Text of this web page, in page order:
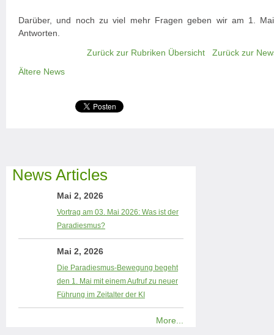
Darüber, und noch zu viel mehr Fragen geben wir am 1.
Antworten.
Zurück zur Rubriken Übersicht
Zurück zur
Ältere News
News Articles
Mai 2, 2026
Vortrag am 03. Mai 2026: Was ist der
Paradiesmus?
Mai 2, 2026
Die Paradiesmus-Bewegung begeht
den 1. Mai mit einem Aufruf zu neuer
Führung im Zeitalter der KI
More...